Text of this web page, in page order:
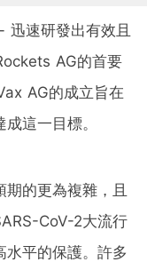
速研發出有效且
AG的首要
AG的成立旨在
這一目標。
期的更為複雜，且
CoV-2大流行
水平的保護。許多